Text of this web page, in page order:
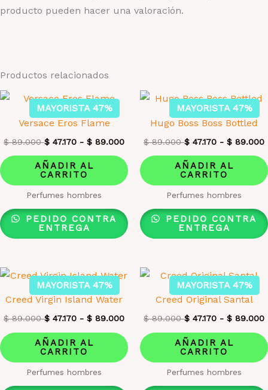
producto pueden hacer una valoración.
Productos relacionados
MAYORISTA 47%
Versace Eros Flame
$89.000 $ 47.170 - $ 89.000
AÑADIR AL
CARRITO
Perfumes hombres
PEDIDO CONTRA
ENTREGA
MAYORISTA 47%
Hugo Boss Boss Bottled
$89.000 $ 47.170 - $ 89.000
AÑADIR AL
CARRITO
Perfumes hombres
PEDIDO CONTRA
ENTREGA
MAYORISTA 47%
Creed Virgin Island Water
$89.000 $ 47.170 - $ 89.000
AÑADIR AL
CARRITO
Perfumes hombres
MAYORISTA 47%
Creed Original Santal
$89.000 $ 47.170 - $ 89.000
AÑADIR AL
CARRITO
Perfumes hombres